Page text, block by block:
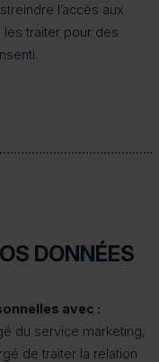
l’accès aux
traiter pour des
DONNÉES
avec :
du service marketing,
de traiter la relation